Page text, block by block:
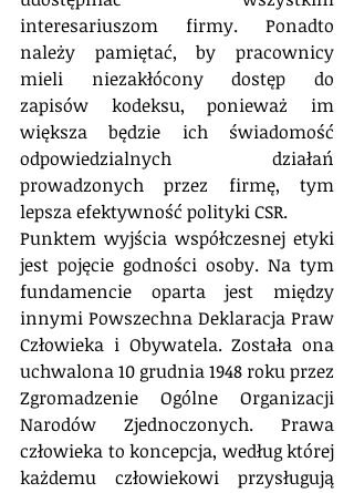
interesariuszom firmy. Ponadto
należy pamiętać, by pracownicy
mieli niezakłócony dostęp do
zapisów kodeksu, ponieważ im
większa będzie ich świadomość
odpowiedzialnych działań
prowadzonych przez firmę, tym
lepsza efektywność polityki CSR.
Punktem wyjścia współczesnej etyki
jest pojęcie godności osoby. Na tym
fundamencie oparta jest między
innymi Powszechna Deklaracja Praw
Człowieka i Obywatela. Została ona
uchwalona 10 grudnia 1948 roku przez
Zgromadzenie Ogólne Organizacji
Narodów Zjednoczonych. Prawa
człowieka to koncepcja, według której
każdemu człowiekowi przysługują